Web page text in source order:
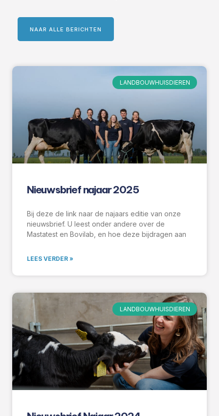
NAAR ALLE BERICHTEN
LANDBOUWHUISDIEREN
Nieuwsbrief najaar 2025
Bij deze de link naar de najaars editie van onze
nieuwsbrief. U leest onder andere over de
Mastatest en Bovilab, en hoe deze bijdragen aan
LEES VERDER »
LANDBOUWHUISDIEREN